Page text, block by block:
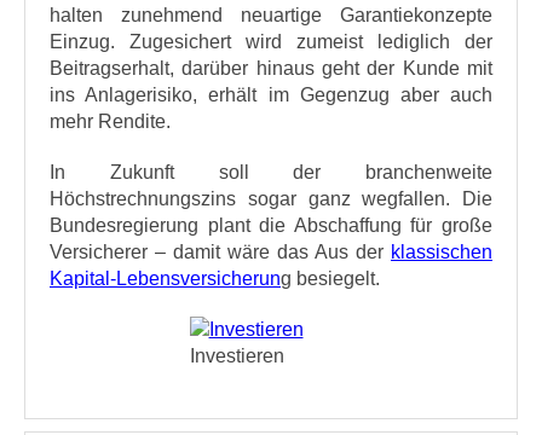
halten zunehmend neuartige Garantiekonzepte
Einzug. Zugesichert wird zumeist lediglich der
Beitragserhalt, darüber hinaus geht der Kunde mit
ins Anlagerisiko, erhält im Gegenzug aber auch
mehr Rendite.
In Zukunft soll der branchenweite
Höchstrechnungszins sogar ganz wegfallen. Die
Bundesregierung plant die Abschaffung für große
Versicherer – damit wäre das Aus der klassischen
Kapital-Lebensversicherung besiegelt.
Investieren